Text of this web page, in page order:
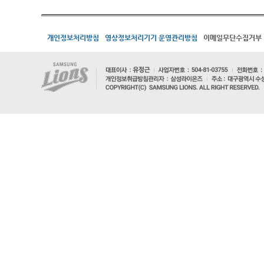
개인정보처리방침 영상정보처리기기 운영관리방침 이메일무단수집거부